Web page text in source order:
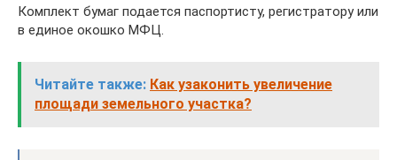
Комплект бумаг подается паспортисту, регистратору или
в единое окошко МФЦ.
Читайте также: Как узаконить увеличение
площади земельного участка?